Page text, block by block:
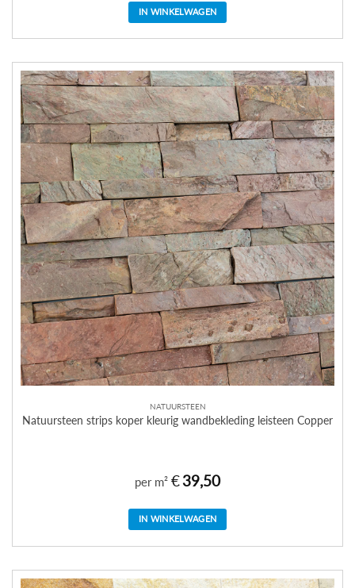
IN WINKELWAGEN
NATUURSTEEN
Natuursteen strips koper kleurig wandbekleding leisteen Copper
per m² €39,50
IN WINKELWAGEN